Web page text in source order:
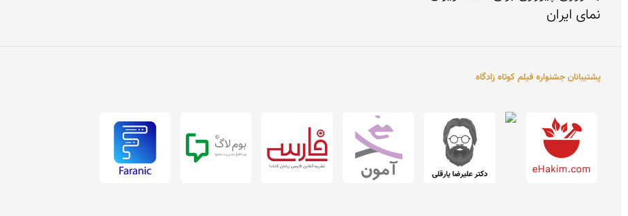
نمای ایران
پشتیبانان جشنواره فیلم کوتاه زادگاه